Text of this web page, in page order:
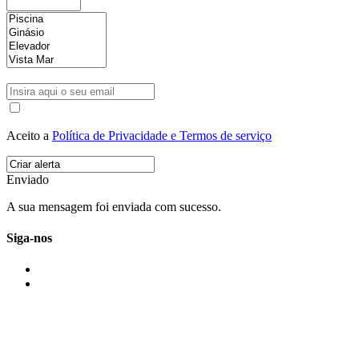
Aceito a Política de Privacidade e Termos de serviço
Enviado
A sua mensagem foi enviada com sucesso.
Siga-nos